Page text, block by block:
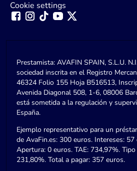
Cookie settings
Prestamista: AVAFIN SPAIN, S.L.U.
sociedad inscrita en el Registro
46324 Folio 155 Hoja B516513,
Avenida Diagonal 508, 1-6, 08006
está sometida a la regulación y
España.
Ejemplo representativo para un
de AvaFin.es: 300 euros. Intereses:
Apertura: 0 euros. TAE: 734,97%.
231,80%. Total a pagar: 357 euros.